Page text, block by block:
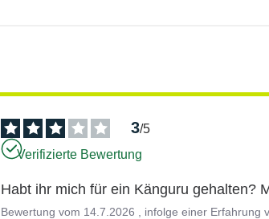
3/5
Verifizierte Bewertung
Habt ihr mich für ein Känguru gehalten?
Bewertung vom 14.7.2026 , infolge einer Erfahrung